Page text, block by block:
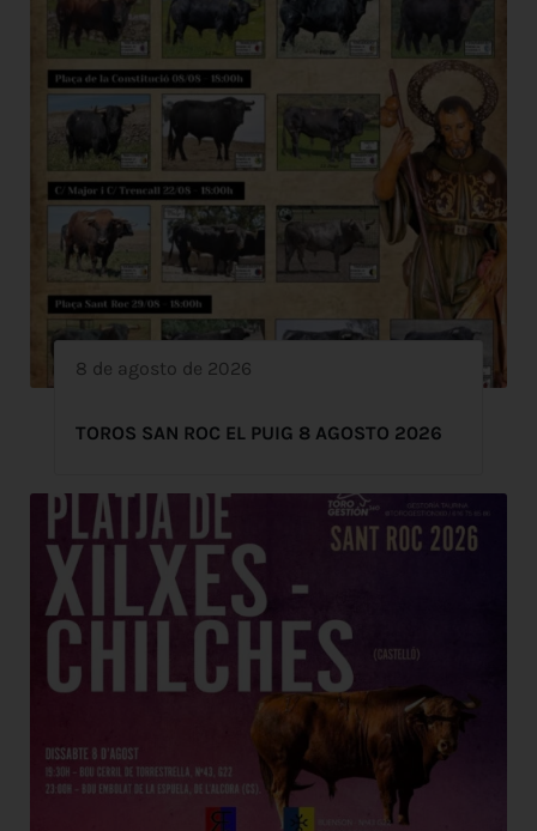
8 de agosto de 2026
TOROS SAN ROC EL PUIG 8 AGOSTO 2026